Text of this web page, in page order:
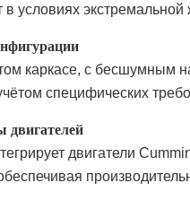
в условиях
каркасе, с бесшумным
специфических
двигателей
двигатели